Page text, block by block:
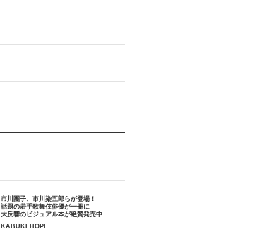
市川團子、市川染五郎らが登場！
話題の若手歌舞伎俳優が一冊に
大反響のビジュアル本が絶賛発売中
KABUKI HOPE